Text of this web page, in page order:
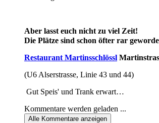
Aber lasst euch nicht zu viel Zeit!
Die Plätze sind schon öfter rar
Restaurant Martinsschlössl
(U6 Alserstrasse, Linie 43 und 44)
Gut Speis' und Trank erwart…
Kommentare werden geladen ...
Alle Kommentare anzeigen